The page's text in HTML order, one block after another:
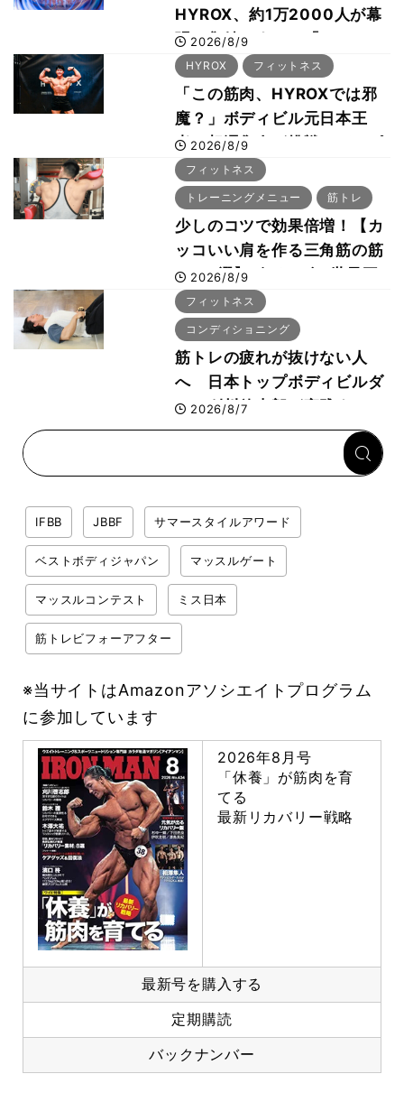
HYROX、約1万2000人が幕
張に集結 すでに「2028、
29年の大会も準備」
2026/8/9
HYROX フィットネス
「この筋肉、HYROXでは邪
魔？」ボディビル元日本王
者・相澤隼人が挑戦 バーピ
ーでは驚異の種目2位
2026/8/9
フィットネス
トレーニングメニュー 筋トレ
少しのコツで効果倍増！【カ
ッコいい肩を作る三角筋の筋
トレ6選】ボディビル世界王
者が解説！
2026/8/9
フィットネス
コンディショニング
筋トレの疲れが抜けない人
へ 日本トップボディビルダ
ー・刈川啓志郎が実践する
「回復習慣」
2026/8/7
IFBB JBBF サマースタイルアワード
ベストボディジャパン マッスルゲート
マッスルコンテスト ミス日本
筋トレビフォーアフター
※当サイトはAmazonアソシエイトプログラム
に参加しています
2026年8月号
「休養」が筋肉を育
てる
最新リカバリー戦略
最新号を購入する
定期購読
バックナンバー